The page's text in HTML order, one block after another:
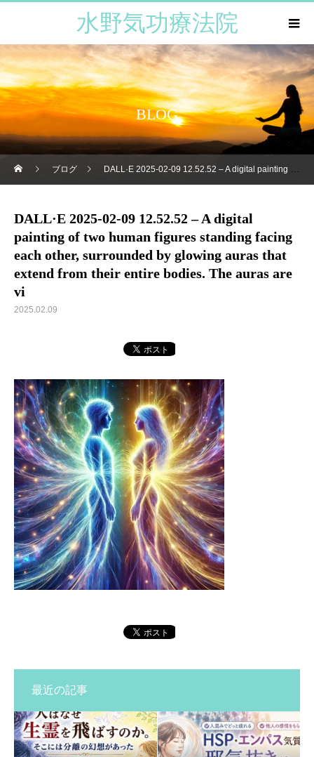
水野気功療法院
BLOG
ブログ DALL·E 2025-02-09 12.52.52 – A digital painting of two human figures standing facing each other, surrounded by glowing auras that extend from their entire bodies. The auras are vi
DALL·E 2025-02-09 12.52.52 – A digital
painting of two human figures standing facing
each other, surrounded by glowing auras that
extend from their entire bodies. The auras are
vi
2025.02.09
最近の記事